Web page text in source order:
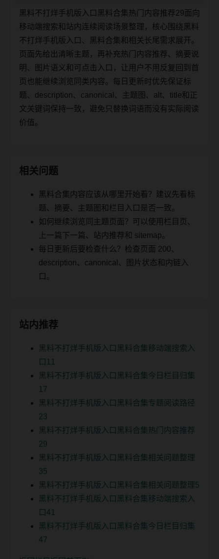
黑料不打烊手机版入口黑料合集热门内容推荐29面向
移动端搜索和站内连续阅读场景整理，核心围绕黑料
不打烊手机版入口、黑料合集和相关长尾需求展开。
页面先给出清晰主题，再补充热门内容推荐、摘要说
明、图片语义和可点击入口，让用户不用反复回到首
页也能继续浏览同类内容。每日更新时优先保证标
题、description、canonical、主题图、alt、title和正
文关键词保持一致，避免只替换词语而没有实际阅读
价值。
相关问题
黑料合集内容应该从哪里开始看？建议先看标
题、摘要、主题图和栏目入口是否一致。
如何继续浏览同主题页面？可以使用栏目页、
上一篇下一篇、站内推荐和 sitemap。
每日更新后要检查什么？检查页面 200、
description、canonical、图片状态和内链入
口。
站内推荐
黑料不打烊手机版入口黑料合集移动端搜索入
口11
黑料不打烊手机版入口黑料合集今日栏目归集
17
黑料不打烊手机版入口黑料合集专题阅读路径
23
黑料不打烊手机版入口黑料合集热门内容推荐
29
黑料不打烊手机版入口黑料合集相关问题整理
35
黑料不打烊手机版入口黑料合集相关问题整理5
黑料不打烊手机版入口黑料合集移动端搜索入
口41
黑料不打烊手机版入口黑料合集今日栏目归集
47